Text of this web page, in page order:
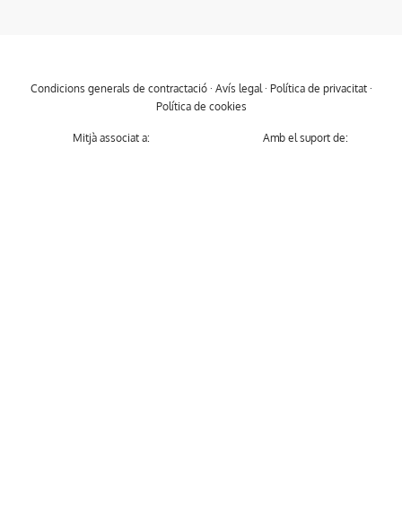
Condicions generals de contractació· Avís legal · Política de privacitat·
Política de cookies
Mitjà associat a: Amb el suport de: